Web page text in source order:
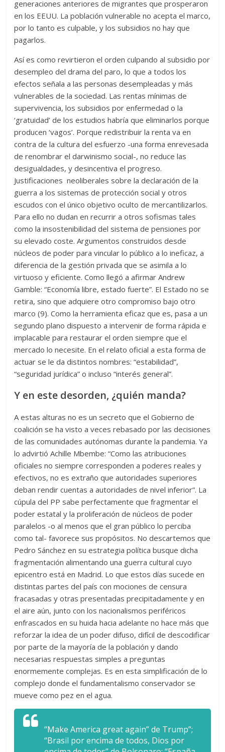
generaciones anteriores de migrantes que prosperaron
en los EEUU. La población vulnerable no acepta el marco,
por lo tanto es culpable, y los subsidios no hay que
pagarlos.
Así es como revirtieron el orden culpando al subsidio por
desempleo del drama del paro, lo que a todos los
efectos señala a las personas desempleadas y más
vulnerables de la sociedad. Las rentas mínimas de
supervivencia, los subsidios por enfermedad o la
‘gratuidad’ de los estudios habría que eliminarlos porque
producen ‘vagos’. Porque redistribuir la renta va en
contra de la cultura del esfuerzo -una forma enrevesada
de renombrar el darwinismo social-, no reduce las
desigualdades, y desincentiva el progreso.
Justificaciones neoliberales sobre la declaración de la
guerra a los sistemas de protección social y otros
escudos con el único objetivo oculto de mercantilizarlos.
Para ello no dudan en recurrir a otros sofismas tales
como la insostenibilidad del sistema de pensiones por
su elevado coste. Argumentos construidos desde
núcleos de poder para vincular lo público a lo ineficaz, a
diferencia de la gestión privada que se asimila a lo
virtuoso y eficiente. Como llegó a afirmar Andrew
Gamble: “Economía libre, estado fuerte”. El Estado no se
retira, sino que adquiere otro compromiso bajo otro
marco (9). Como la herramienta eficaz que es, pasa a un
segundo plano dispuesto a intervenir de forma rápida e
implacable para restaurar el orden siempre que el
mercado lo necesite. En el relato oficial a esta forma de
actuar se le da distintos nombres: “estabilidad”,
“seguridad jurídica” o incluso “interés general”.
Y en este desorden, ¿quién manda?
A estas alturas no es un secreto que el Gobierno de
coalición se ha visto a veces rebasado por las decisiones
de las comunidades autónomas durante la pandemia. Ya
lo advirtió Achille Mbembe: “Como las atribuciones
oficiales no siempre corresponden a poderes reales y
efectivos, no es extraño que autoridades superiores
deban rendir cuentas a autoridades de nivel inferior”. La
cúpula del PP sabe perfectamente que fragmentar el
poder estatal y la proliferación de núcleos de poder
paralelos -o al menos que el gran público lo perciba
como tal- favorece sus propósitos. No descartemos que
Pedro Sánchez en su estrategia política busque dicha
fragmentación alimentando una guerra cultural cuyo
epicentro está en Madrid. Lo que estos días sucede en
distintas partes del país con mociones de censura
fracasadas y otras presentadas precipitadamente y en
el aire aún, junto con los nacionalismos periféricos
enfrascados en su huida hacia adelante no hace más que
reforzar la idea de un poder difuso, difícil de descodificar
por parte de la mayoría de la población y dando
necesarias respuestas simples a preguntas
enormemente complejas. Es en esta simplificación de lo
complejo donde el fundamentalismo conservador se
mueve como pez en el agua.
“Make America great again” de Trump”;
“Brasil por encima de todos, Dios por